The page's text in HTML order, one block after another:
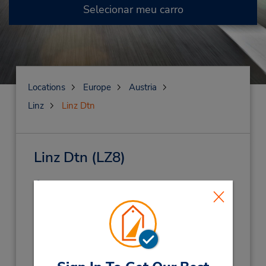
Selecionar meu carro
Locations Europe
Austria
Linz
Linz Dtn
Linz Dtn (LZ8)
Austria
Horário de funcionamento: